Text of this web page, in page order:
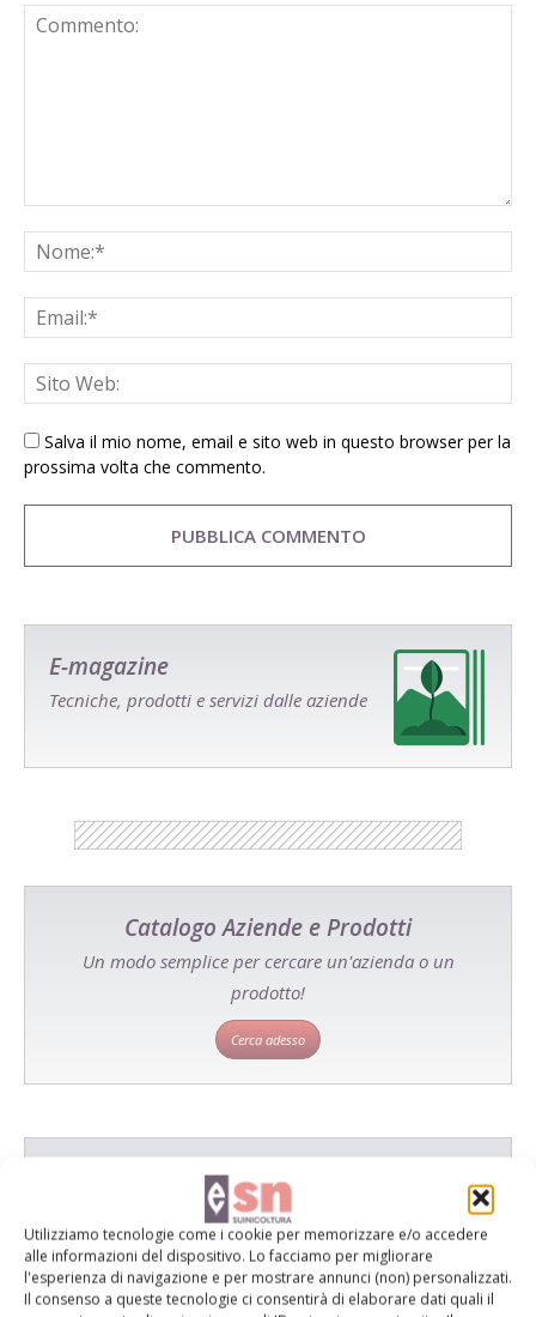
Utilizziamo tecnologie come i cookie per memorizzare e/o accedere
alle informazioni del dispositivo. Lo facciamo per migliorare
l'esperienza di navigazione e per mostrare annunci (non) personalizzati.
Il consenso a queste tecnologie ci consentirà di elaborare dati quali il
Salva il mio nome, email e sito web in questo browser per la
prossima volta che commento.
E-magazine
Tecniche, prodotti e servizi dalle aziende
Catalogo Aziende e Prodotti
Un modo semplice per cercare un'azienda o un
prodotto!
Cerca adesso
L'Esperto risponde
I consigli di Terra e Vita agli agricoltori
Cerca adesso